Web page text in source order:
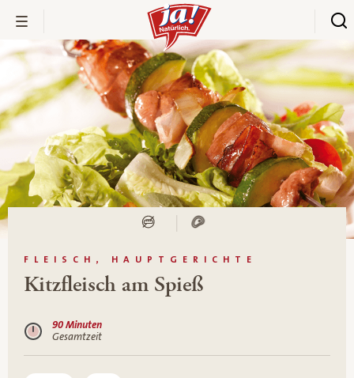
FLEISCH, HAUPTGERICHTE
Kitzfleisch am Spieß
90 Minuten
Gesamtzeit